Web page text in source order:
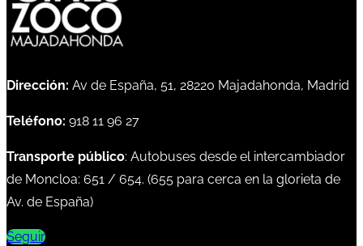
Dirección: Av de España, 51, 28220 Majadahonda, Madrid
Teléfono: 918 11 96 27
Transporte público: Autobuses desde el intercambiador
de Moncloa: 651 / 654. (655 para cerca en la glorieta de
Av. de España)
Seguir